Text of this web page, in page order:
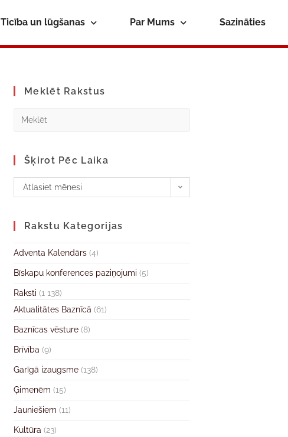
Ticība un lūgšanas Par Mums Sazināties
Meklēt Rakstus
Šķirot Pēc Laika
Atlasiet mēnesi
Rakstu Kategorijas
Adventa Kalendārs (4)
Bīskapu konferences paziņojumi (5)
Raksti (1 138)
Aktualitātes Baznīcā (61)
Baznīcas vēsture (8)
Brīvība (9)
Garīgā izaugsme (138)
Ģimenēm (15)
Jauniešiem (11)
Kultūra (23)